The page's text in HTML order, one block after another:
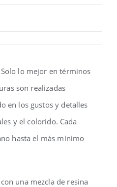
Solo lo mejor en términos
son realizadas
en los gustos y detalles
y el colorido. Cada
hasta el más mínimo
una mezcla de resina